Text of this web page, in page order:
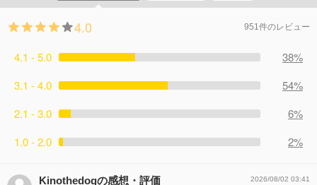
4.0 951件のレビュー
4.1 - 5.0
38%
3.1 - 4.0
54%
2.1 - 3.0
6%
1.0 - 2.0
2%
Kinothedogの感想・評価 2026/08/02 03:41